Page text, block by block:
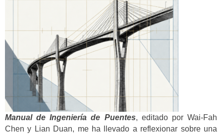
Manual de Ingeniería de Puentes, editado por Wai-Fah
Chen y Lian Duan, me ha llevado a reflexionar sobre una